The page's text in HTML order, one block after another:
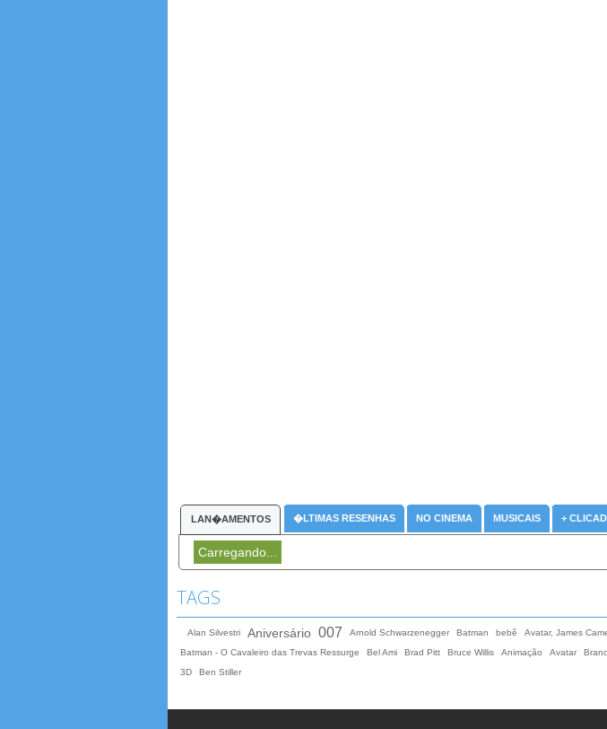
LAN�AMENTOS �LTIMAS RESENHAS NO CINEMA MUSICAIS +
Carregando...
TAGS
Alan Silvestri Aniversário 007 Arnold Schwarzenegger Batman bebê Avatar, James
Batman - O Cavaleiro das Trevas Ressurge
Bel Ami Brad Pitt Bruce Willis Animação Avatar
3D
Ben Stiller